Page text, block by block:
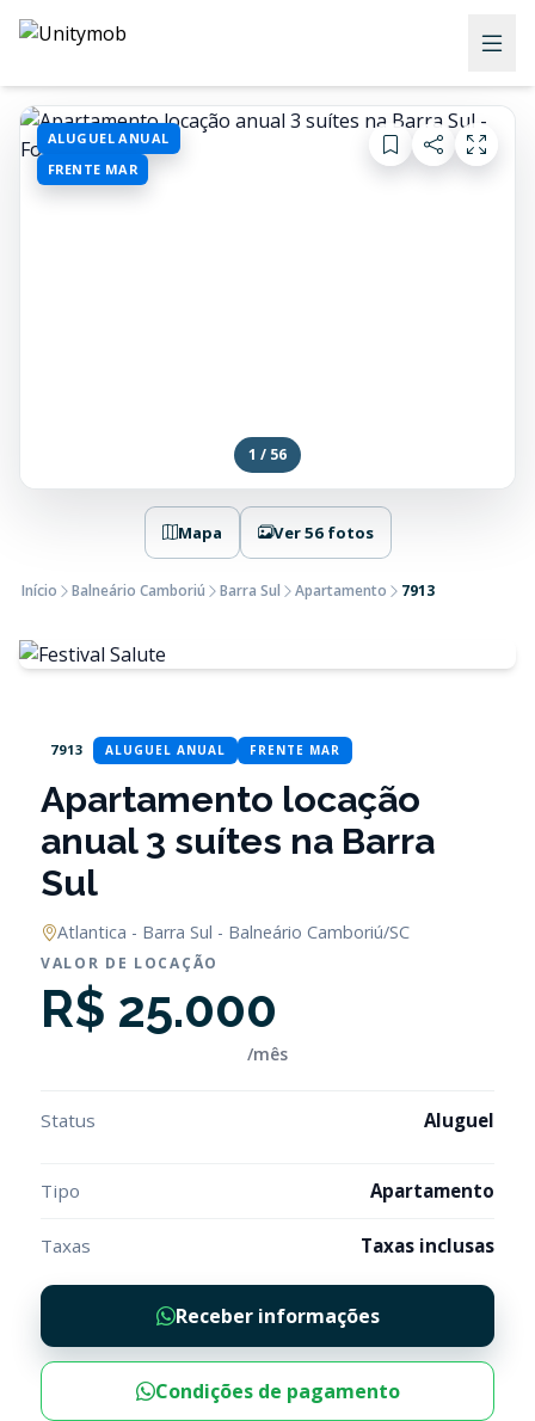
ALUGUEL ANUAL
FRENTE MAR
1 / 56
Mapa Ver 56 fotos
Início Balneário Camboriú Barra Sul Apartamento 7913
7913 ALUGUEL ANUAL FRENTE MAR
Apartamento locação
anual 3 suítes na Barra
Sul
Atlantica - Barra Sul - Balneário Camboriú/SC
VALOR DE LOCAÇÃO
R$ 25.000
/mês
Status Aluguel
Tipo Apartamento
Taxas Taxas inclusas
Receber informações
Condições de pagamento